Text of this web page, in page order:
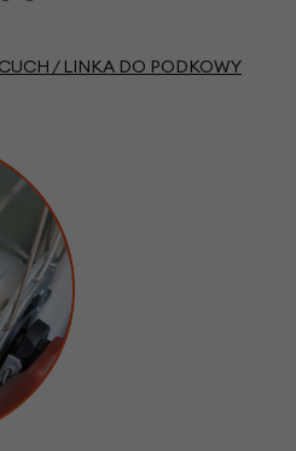
/ LINKA DO PODKOWY